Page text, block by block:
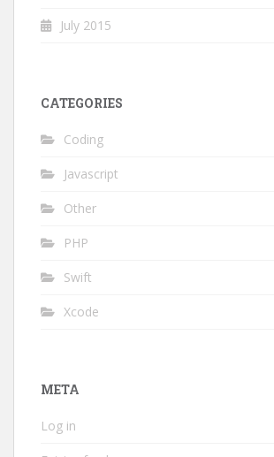
July 2015
CATEGORIES
Coding
Javascript
Other
PHP
Swift
Xcode
META
Log in